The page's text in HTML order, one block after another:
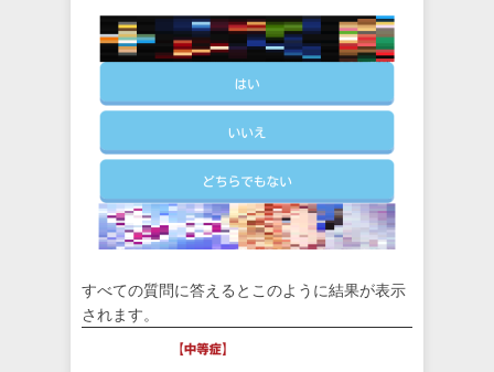
すべての質問に答えるとこのように結果が表示
されます。